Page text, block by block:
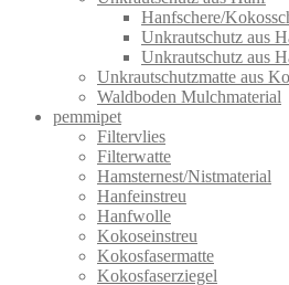
Hanfschere/
Unkrautschutz aus
Unkrautschutz aus
Unkrautschutzmatte aus
Waldboden Mulchmaterial
pemmipet
Filtervlies
Filterwatte
Hamsternest/Nistmaterial
Hanfeinstreu
Hanfwolle
Kokoseinstreu
Kokosfasermatte
Kokosfaserziegel